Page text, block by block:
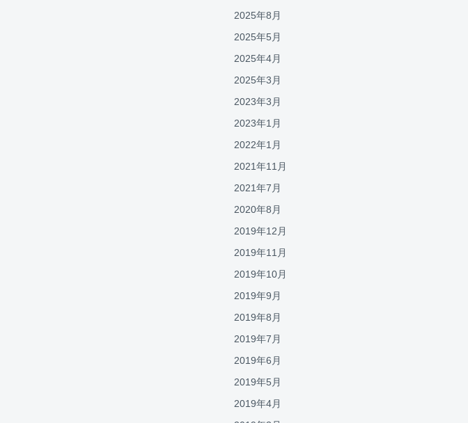
2025年8月
2025年5月
2025年4月
2025年3月
2023年3月
2023年1月
2022年1月
2021年11月
2021年7月
2020年8月
2019年12月
2019年11月
2019年10月
2019年9月
2019年8月
2019年7月
2019年6月
2019年5月
2019年4月